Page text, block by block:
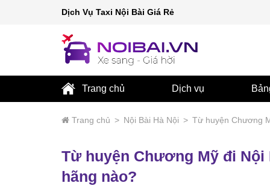
Dịch Vụ Taxi Nội Bài Giá Rẻ
Trang chủ Dịch vụ
Trang chủ > Nội Bài Hà Nội > Từ huyện Chương
Từ huyện Chương Mỹ đi
hãng nào?